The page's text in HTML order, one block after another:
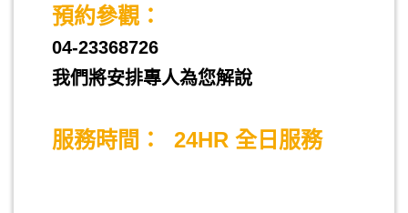
預約參觀：
04-23368726
我們將安排專人為您解說
服務時間： 24HR 全日服務